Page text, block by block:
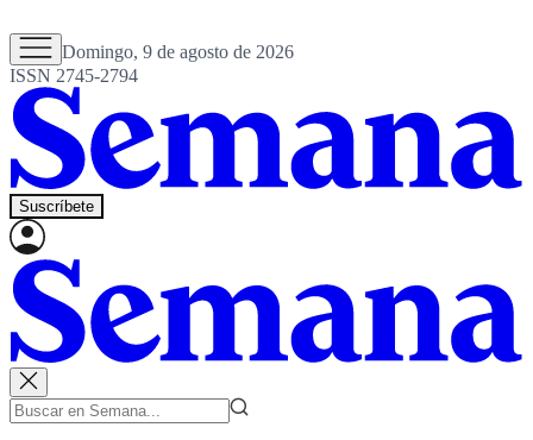
Domingo, 9 de agosto de 2026
ISSN 2745-2794
Suscríbete